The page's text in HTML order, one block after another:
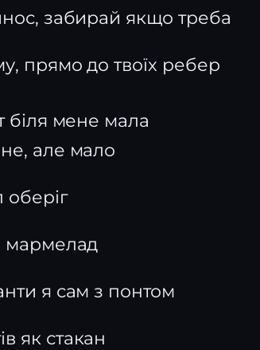
забирай якщо треба
прямо до твоїх ребер
біля мене мала
але мало
оберіг
мармелад
я сам з понтом
як стакан